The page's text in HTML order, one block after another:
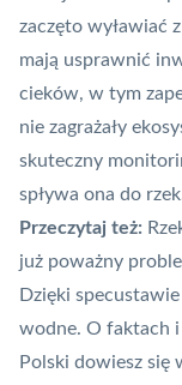
zaczęto wyławiać
mają usprawnić
cieków, w tym
nie zagrażały
skuteczny
spływa ona do
Przeczytaj też:
już poważny
Dzięki
wodne. O faktach
Polski dowiesz się